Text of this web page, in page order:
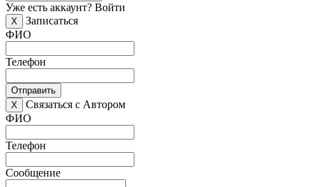
Уже есть аккаунт? Войти
X
Записаться
ФИО
Телефон
Отправить
X
Связаться с Автором
ФИО
Телефон
Сообщение